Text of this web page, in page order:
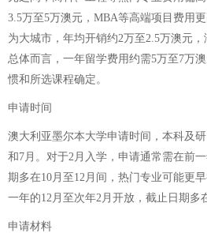
3.5万至5万澳元，MBA等高端项目费用
为大城市，年均开销约2万至2.5万澳元，
总体而言，一年留学费用约需5万至7万
惯和所选课程确定。
申请时间
澳大利亚墨尔本大学申请时间，本科及
和7月。对于2月入学，申请通常需在前
期多在10月至12月间，热门专业可能更
一年的12月至次年2月开放，截止日期多
申请材料